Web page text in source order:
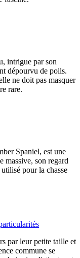
intrigue par son
dépourvu de poils.
ne doit pas masquer
rare.
Spaniel, est une
massive, son regard
pour la chasse
par leur petite taille et
commune se